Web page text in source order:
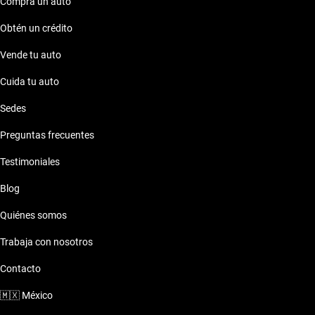
Obtén un crédito
Vende tu auto
Cuida tu auto
Sedes
Preguntas frecuentes
Testimoniales
Blog
Quiénes somos
Trabaja con nosotros
Contacto
🇲🇽 México